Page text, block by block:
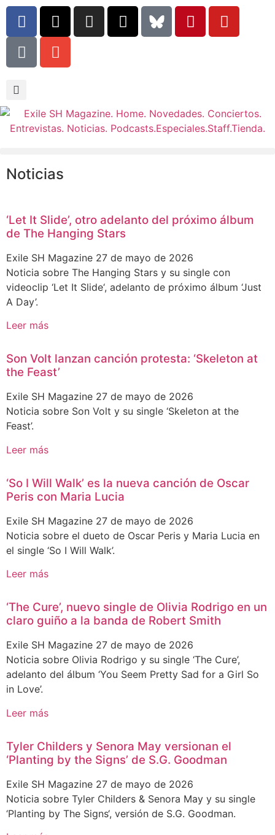
Noticias
‘Let It Slide’, otro adelanto del próximo álbum
de The Hanging Stars
Exile SH Magazine 27 de mayo de 2026
Noticia sobre The Hanging Stars y su single con
videoclip ‘Let It Slide‘, adelanto de próximo álbum ‘Just
A Day’.
Leer más
Son Volt lanzan canción protesta: ‘Skeleton at
the Feast’
Exile SH Magazine 27 de mayo de 2026
Noticia sobre Son Volt y su single ‘Skeleton at the
Feast’.
Leer más
‘So I Will Walk’ es la nueva canción de Oscar
Peris con Maria Lucia
Exile SH Magazine 27 de mayo de 2026
Noticia sobre el dueto de Oscar Peris y Maria Lucia en
el single ‘So I Will Walk’.
Leer más
‘The Cure’, nuevo single de Olivia Rodrigo en un
claro guiño a la banda de Robert Smith
Exile SH Magazine 27 de mayo de 2026
Noticia sobre Olivia Rodrigo y su single ‘The Cure’,
adelanto del álbum ‘You Seem Pretty Sad for a Girl So
in Love’.
Leer más
Tyler Childers y Senora May versionan el
‘Planting by the Signs’ de S.G. Goodman
Exile SH Magazine 27 de mayo de 2026
Noticia sobre Tyler Childers & Senora May y su single
‘Planting by The Signs‘, versión de S.G. Goodman.